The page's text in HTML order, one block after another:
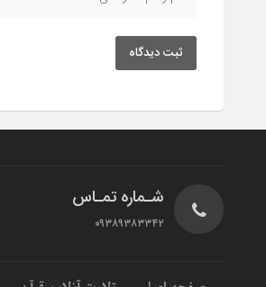
ثبت دیدگاه
شـماره تمـاس
۰۹۳۸۹۳۸۳۳۴۲